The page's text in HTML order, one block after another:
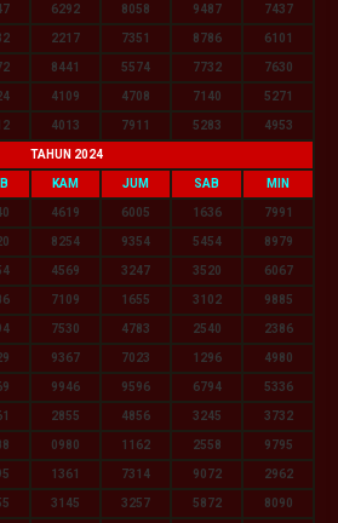
6292 8058 9487 7437
2217 7351 8786 6101
8441 5574 7732 7630
4109 4708 7140 5271
4013 7911 5283 4953
TAHUN 2024
KAM JUM SAB MIN
4619 6005 1636 7991
8254 9354 5454 8979
4569 3247 3520 6067
7109 1655 3102 9885
7530 4783 2540 2386
9367 7023 1296 4980
9946 9596 6794 5336
2855 4856 3245 3732
0980 1162 2558 9795
1361 7314 9072 2962
3145 3257 5872 8090